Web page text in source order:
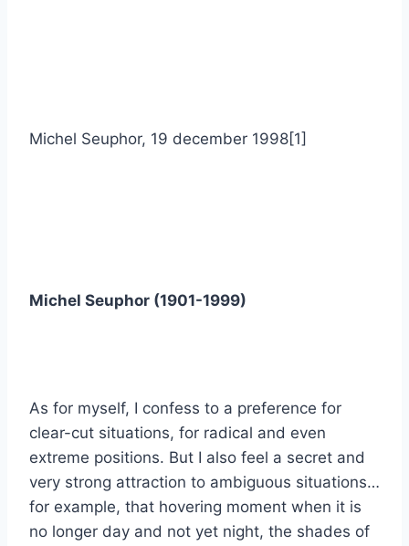
Michel Seuphor, 19 december 1998[1]
Michel Seuphor (1901-1999)
As for myself, I confess to a preference for
clear-cut situations, for radical and even
extreme positions. But I also feel a secret and
very strong attraction to ambiguous situations…
for example, that hovering moment when it is
no longer day and not yet night, the shades of